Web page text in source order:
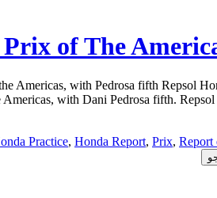
of The
Americas, with Pedrosa fifth Repsol
with Dani Pedrosa fifth. Repsol
Practice, Honda Report, Prix, Report